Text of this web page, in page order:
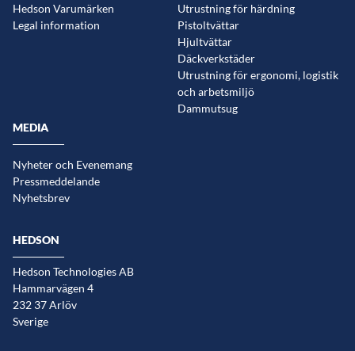
Hedson Varumärken
Legal information
Utrustning för härdning
Pistoltvättar
Hjultvättar
Däckverkstäder
Utrustning för ergonomi, logistik
och arbetsmiljö
Dammutsug
MEDIA
Nyheter och Evenemang
Pressmeddelande
Nyhetsbrev
HEDSON
Hedson Technologies AB
Hammarvägen 4
232 37 Arlöv
Sverige